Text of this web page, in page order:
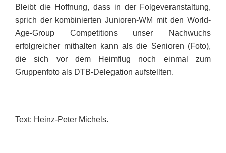
Bleibt die Hoffnung, dass in der Folgeveranstaltung,
sprich der kombinierten Junioren-WM mit den World-
Age-Group Competitions unser Nachwuchs
erfolgreicher mithalten kann als die Senioren (Foto),
die sich vor dem Heimflug noch einmal zum
Gruppenfoto als DTB-Delegation aufstellten.
Text: Heinz-Peter Michels.